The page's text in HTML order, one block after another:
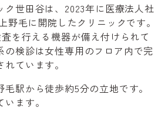
ク世田谷は、2023年に医療法人社
野毛に開院したクリニックです。
を行える機器が備え付けられて
の検診は女性専用のフロア内で完
ています。
駅から徒歩約5分の立地です。
ます。